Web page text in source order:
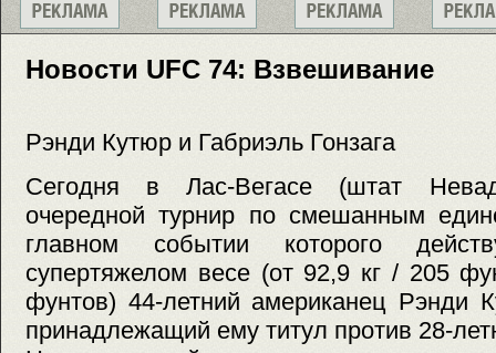
Новости UFC 74: Взвешивание
Рэнди Кутюр и Габриэль Гонзага
Сегодня в Лас-Вегасе (штат
очередной турнир по смешанным
главном событии которого
супертяжелом весе (от 92,9 кг / 205
фунтов) 44-летний американец Рэнди
принадлежащий ему титул против 28-